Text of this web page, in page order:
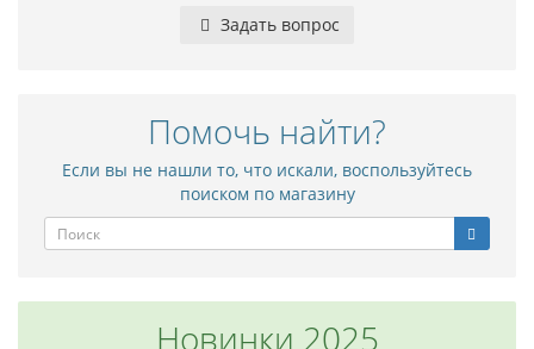
Задать вопрос
Помочь найти?
Если вы не нашли то, что искали, воспользуйтесь
поиском по магазину
Новинки 2025